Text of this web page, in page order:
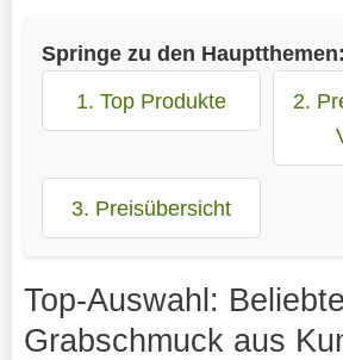
Springe zu den Hauptthemen:
1. Top Produkte
2.
3. Preisübersicht
Top-Auswahl: Beliebte
Grabschmuck aus